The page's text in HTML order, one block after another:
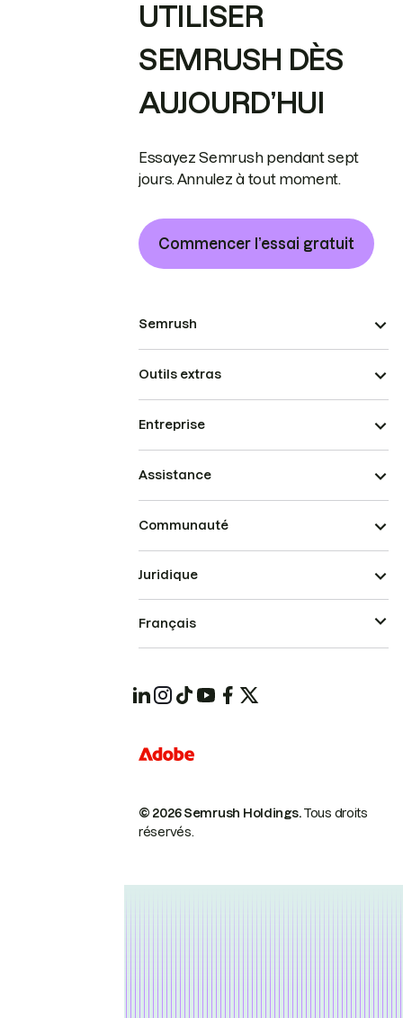
UTILISER
SEMRUSH DÈS
AUJOURD’HUI
Essayez Semrush pendant sept
jours. Annulez à tout moment.
Commencer l’essai gratuit
Semrush
Outils extras
Entreprise
Assistance
Communauté
© 2026 Semrush Holdings.Tous droits
réservés.
Juridique
Français